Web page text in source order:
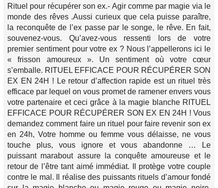
Rituel pour récupérer son ex.- Agir comme par magie via le
monde des rêves .Aussi curieux que cela puisse paraître,
la reconquête de l’ex passe par le songe, le rêve. En fait,
souvenez-vous. Qu’avez-vous ressenti lors de votre
premier sentiment pour votre ex ? Nous l’appellerons ici le
« frisson amoureux ». Un sentiment où votre cœur
s’emballe. RITUEL EFFICACE POUR RÉCUPÉRER SON
EX EN 24H ! Le retour d’affection rapide est un rituel très
efficace par lequel on vous promet de ramener envers vous
votre partenaire et ceci grâce à la magie blanche RITUEL
EFFICACE POUR RÉCUPÉRER SON EX EN 24H ! Vous
demandez comment faire un rituel pour faire revenir son ex
en 24h, Votre homme ou femme vous délaisse, ne vous
touche plus, vous ignore et vous abandonne … Le
puissant marabout assure la conquête amoureuse et le
retour de l’être tant aimé immédiat. Il protège votre couple
contre le mal. Il réalise des puissants rituels d’amour fondé